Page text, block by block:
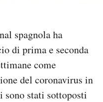
spagnola ha
di prima e seconda
come
del coronavirus in
sono stati sottoposti